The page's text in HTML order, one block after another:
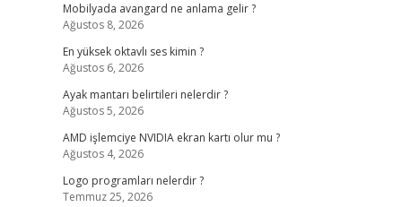
Mobilyada avangard ne anlama gelir ?
Ağustos 8, 2026
En yüksek oktavlı ses kimin ?
Ağustos 6, 2026
Ayak mantarı belirtileri nelerdir ?
Ağustos 5, 2026
AMD işlemciye NVIDIA ekran kartı olur mu ?
Ağustos 4, 2026
Logo programları nelerdir ?
Temmuz 25, 2026